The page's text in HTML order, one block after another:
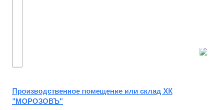
Производственное помещение или склад ХК
"МОРОЗОВЪ"